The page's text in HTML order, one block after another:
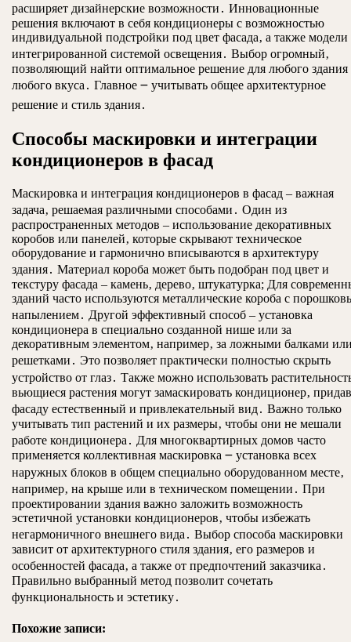
расширяет дизайнерские возможности․ Инновационные
решения включают в себя кондиционеры с возможностью
индивидуальной подстройки под цвет фасада‚ а также модели
интегрированной системой освещения․ Выбор огромный‚
позволяющий найти оптимальное решение для любого здания
любого вкуса․ Главное ౼ учитывать общее архитектурное
решение и стиль здания․
Способы маскировки и интеграции
кондиционеров в фасад
Маскировка и интеграция кондиционеров в фасад – важная
задача‚ решаемая различными способами․ Один из
распространенных методов – использование декоративных
коробов или панелей‚ которые скрывают техническое
оборудование и гармонично вписываются в архитектуру
здания․ Материал короба может быть подобран под цвет и
текстуру фасада – камень‚ дерево‚ штукатурка; Для
зданий часто используются металлические короба с
напылением․ Другой эффективный способ – установка
кондиционера в специально созданной нише или за
декоративным элементом‚ например‚ за ложными балками
решетками․ Это позволяет практически полностью скрыть
устройство от глаз․ Также можно использовать
вьющиеся растения могут замаскировать кондиционер‚ придав
фасаду естественный и привлекательный вид․ Важно только
учитывать тип растений и их размеры‚ чтобы они не мешали
работе кондиционера․ Для многоквартирных домов часто
применяется коллективная маскировка ౼ установка всех
наружных блоков в общем специально оборудованном месте‚
например‚ на крыше или в техническом помещении․ При
проектировании здания важно заложить возможность
эстетичной установки кондиционеров‚ чтобы избежать
негармоничного внешнего вида․ Выбор способа маскировки
зависит от архитектурного стиля здания‚ его размеров и
особенностей фасада‚ а также от предпочтений заказчика․
Правильно выбранный метод позволит сочетать
функциональность и эстетику․
Похожие записи: